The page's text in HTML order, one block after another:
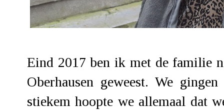
Eind 2017 ben ik met de familie
Oberhausen geweest. We
stiekem hoopte we allemaal dat